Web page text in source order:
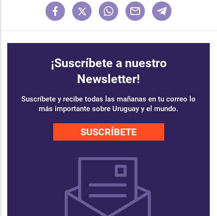
¡Suscríbete a nuestro
Newsletter!
Suscríbete y recibe todas las mañanas en tu correo lo
más importante sobre Uruguay y el mundo.
SUSCRÍBETE